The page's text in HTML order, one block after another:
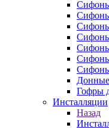
Сифоны
Гофры
Инсталляции
Назад